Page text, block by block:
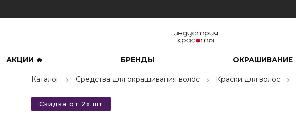
АКЦИИ 🔥 БРЕНДЫ ОКРАШИВАНИЕ
Каталог Средства для окрашивания волос Краски для волос
Скидка от 2х шт